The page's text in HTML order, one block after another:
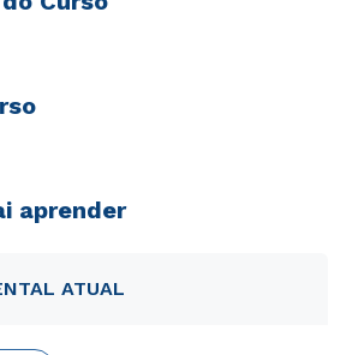
aprender
ATUAL